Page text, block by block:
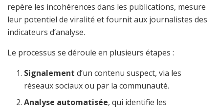
repère les incohérences dans les publications, mesure
leur potentiel de viralité et fournit aux journalistes des
indicateurs d’analyse.
Le processus se déroule en plusieurs étapes :
Signalement d’un contenu suspect, via les
réseaux sociaux ou par la communauté.
Analyse automatisée, qui identifie les